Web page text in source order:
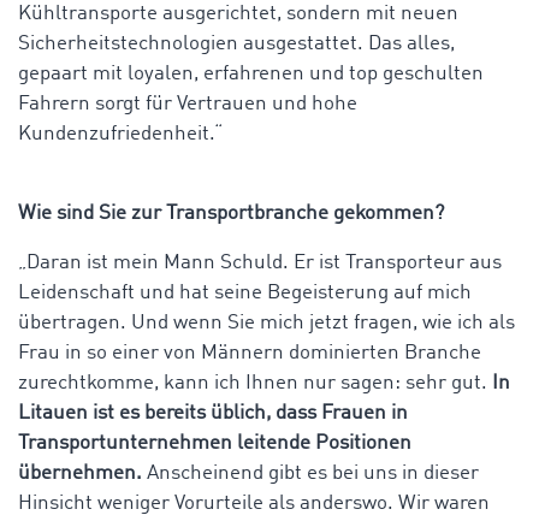
Kühltransporte ausgerichtet, sondern mit neuen
Sicherheitstechnologien ausgestattet. Das alles,
gepaart mit loyalen, erfahrenen und top geschulten
Fahrern sorgt für Vertrauen und hohe
Kundenzufriedenheit.“
Wie sind Sie zur Transportbranche gekommen?
„Daran ist mein Mann Schuld. Er ist Transporteur aus
Leidenschaft und hat seine Begeisterung auf mich
übertragen. Und wenn Sie mich jetzt fragen, wie ich als
Frau in so einer von Männern dominierten Branche
zurechtkomme, kann ich Ihnen nur sagen: sehr gut.
In
Litauen ist es bereits üblich, dass Frauen in
Transportunternehmen leitende Positionen
übernehmen. Anscheinend gibt es bei uns in dieser
Hinsicht weniger Vorurteile als anderswo. Wir waren